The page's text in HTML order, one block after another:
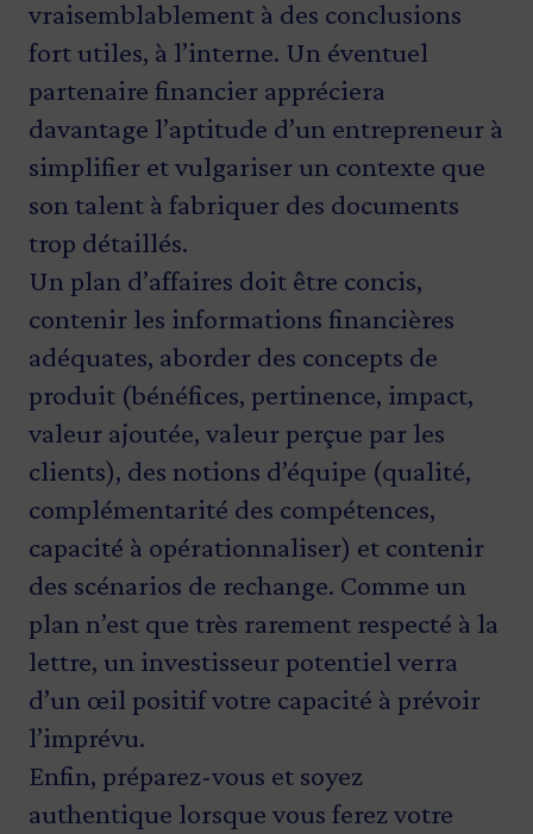
vraisemblablement à des conclusions
fort utiles, à l’interne. Un éventuel
partenaire financier appréciera
davantage l’aptitude d’un entrepreneur à
simplifier et vulgariser un contexte que
son talent à fabriquer des documents
trop détaillés.
Un plan d’affaires doit être concis,
contenir les informations financières
adéquates, aborder des concepts de
produit (bénéfices, pertinence, impact,
valeur ajoutée, valeur perçue par les
clients), des notions d’équipe (qualité,
complémentarité des compétences,
capacité à opérationnaliser) et contenir
des scénarios de rechange. Comme un
plan n’est que très rarement respecté à la
lettre, un investisseur potentiel verra
d’un œil positif votre capacité à prévoir
l’imprévu.
Enfin, préparez-vous et soyez
authentique lorsque vous ferez votre